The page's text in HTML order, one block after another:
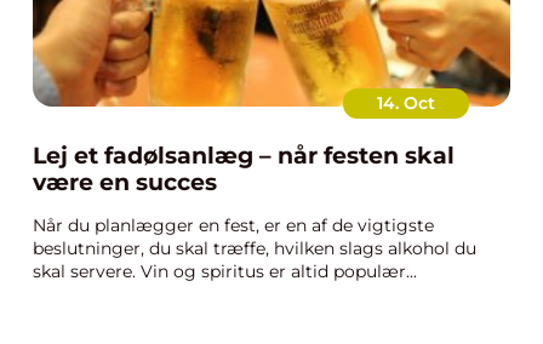
14. Oct
Lej et fadølsanlæg – når festen skal
være en succes
Når du planlægger en fest, er en af de vigtigste
beslutninger, du skal træffe, hvilken slags alkohol du
skal servere. Vin og spiritus er altid populær...